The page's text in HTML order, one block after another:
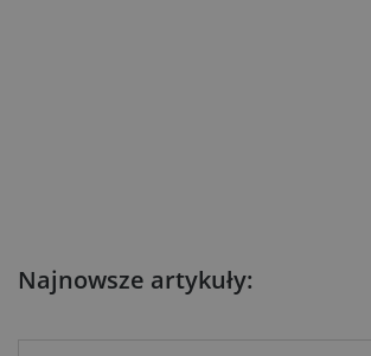
Najnowsze artykuły: